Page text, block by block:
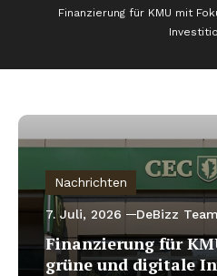
Finanzierung für KMU mit
Nachrichten
7. Juli, 2026 DeBizz Team
Finanzierung für
grüne und digitale